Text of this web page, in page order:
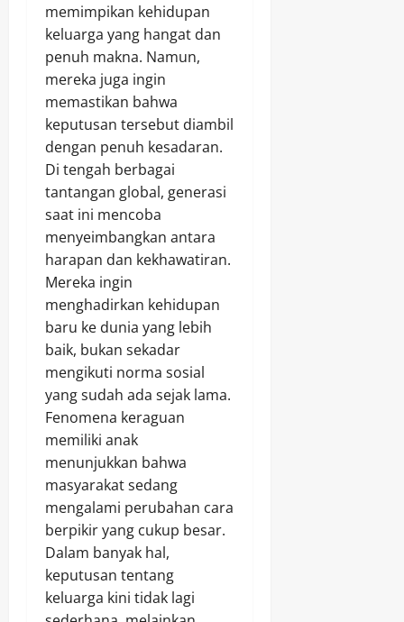
memimpikan kehidupan
keluarga yang hangat dan
penuh makna. Namun,
mereka juga ingin
memastikan bahwa
keputusan tersebut diambil
dengan penuh kesadaran.
Di tengah berbagai
tantangan global, generasi
saat ini mencoba
menyeimbangkan antara
harapan dan kekhawatiran.
Mereka ingin
menghadirkan kehidupan
baru ke dunia yang lebih
baik, bukan sekadar
mengikuti norma sosial
yang sudah ada sejak lama.
Fenomena keraguan
memiliki anak
menunjukkan bahwa
masyarakat sedang
mengalami perubahan cara
berpikir yang cukup besar.
Dalam banyak hal,
keputusan tentang
keluarga kini tidak lagi